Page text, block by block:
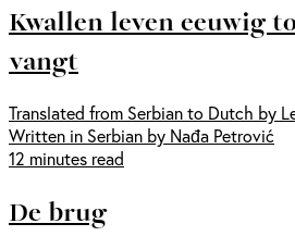
Kwallen leven eeuwig
vangt
Translated from Serbian to Dutch by
Written in Serbian by Nađa Petrović
12 minutes read
De brug